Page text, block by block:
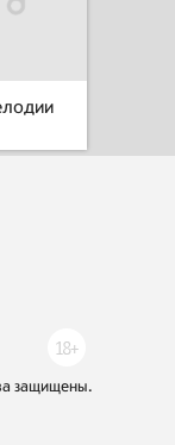
защищены.